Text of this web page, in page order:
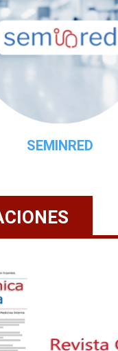
SEMINRED